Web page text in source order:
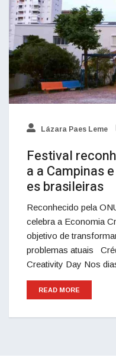
Lázara Paes Leme
Festival
a a Campinas
es brasileiras
Reconhecido pela
celebra a Economia
objetivo de
problemas atuais
Creativity Day Nos
READ MORE